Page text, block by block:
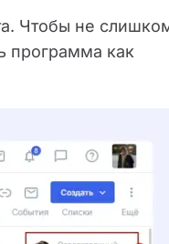
Чтобы не
программа как